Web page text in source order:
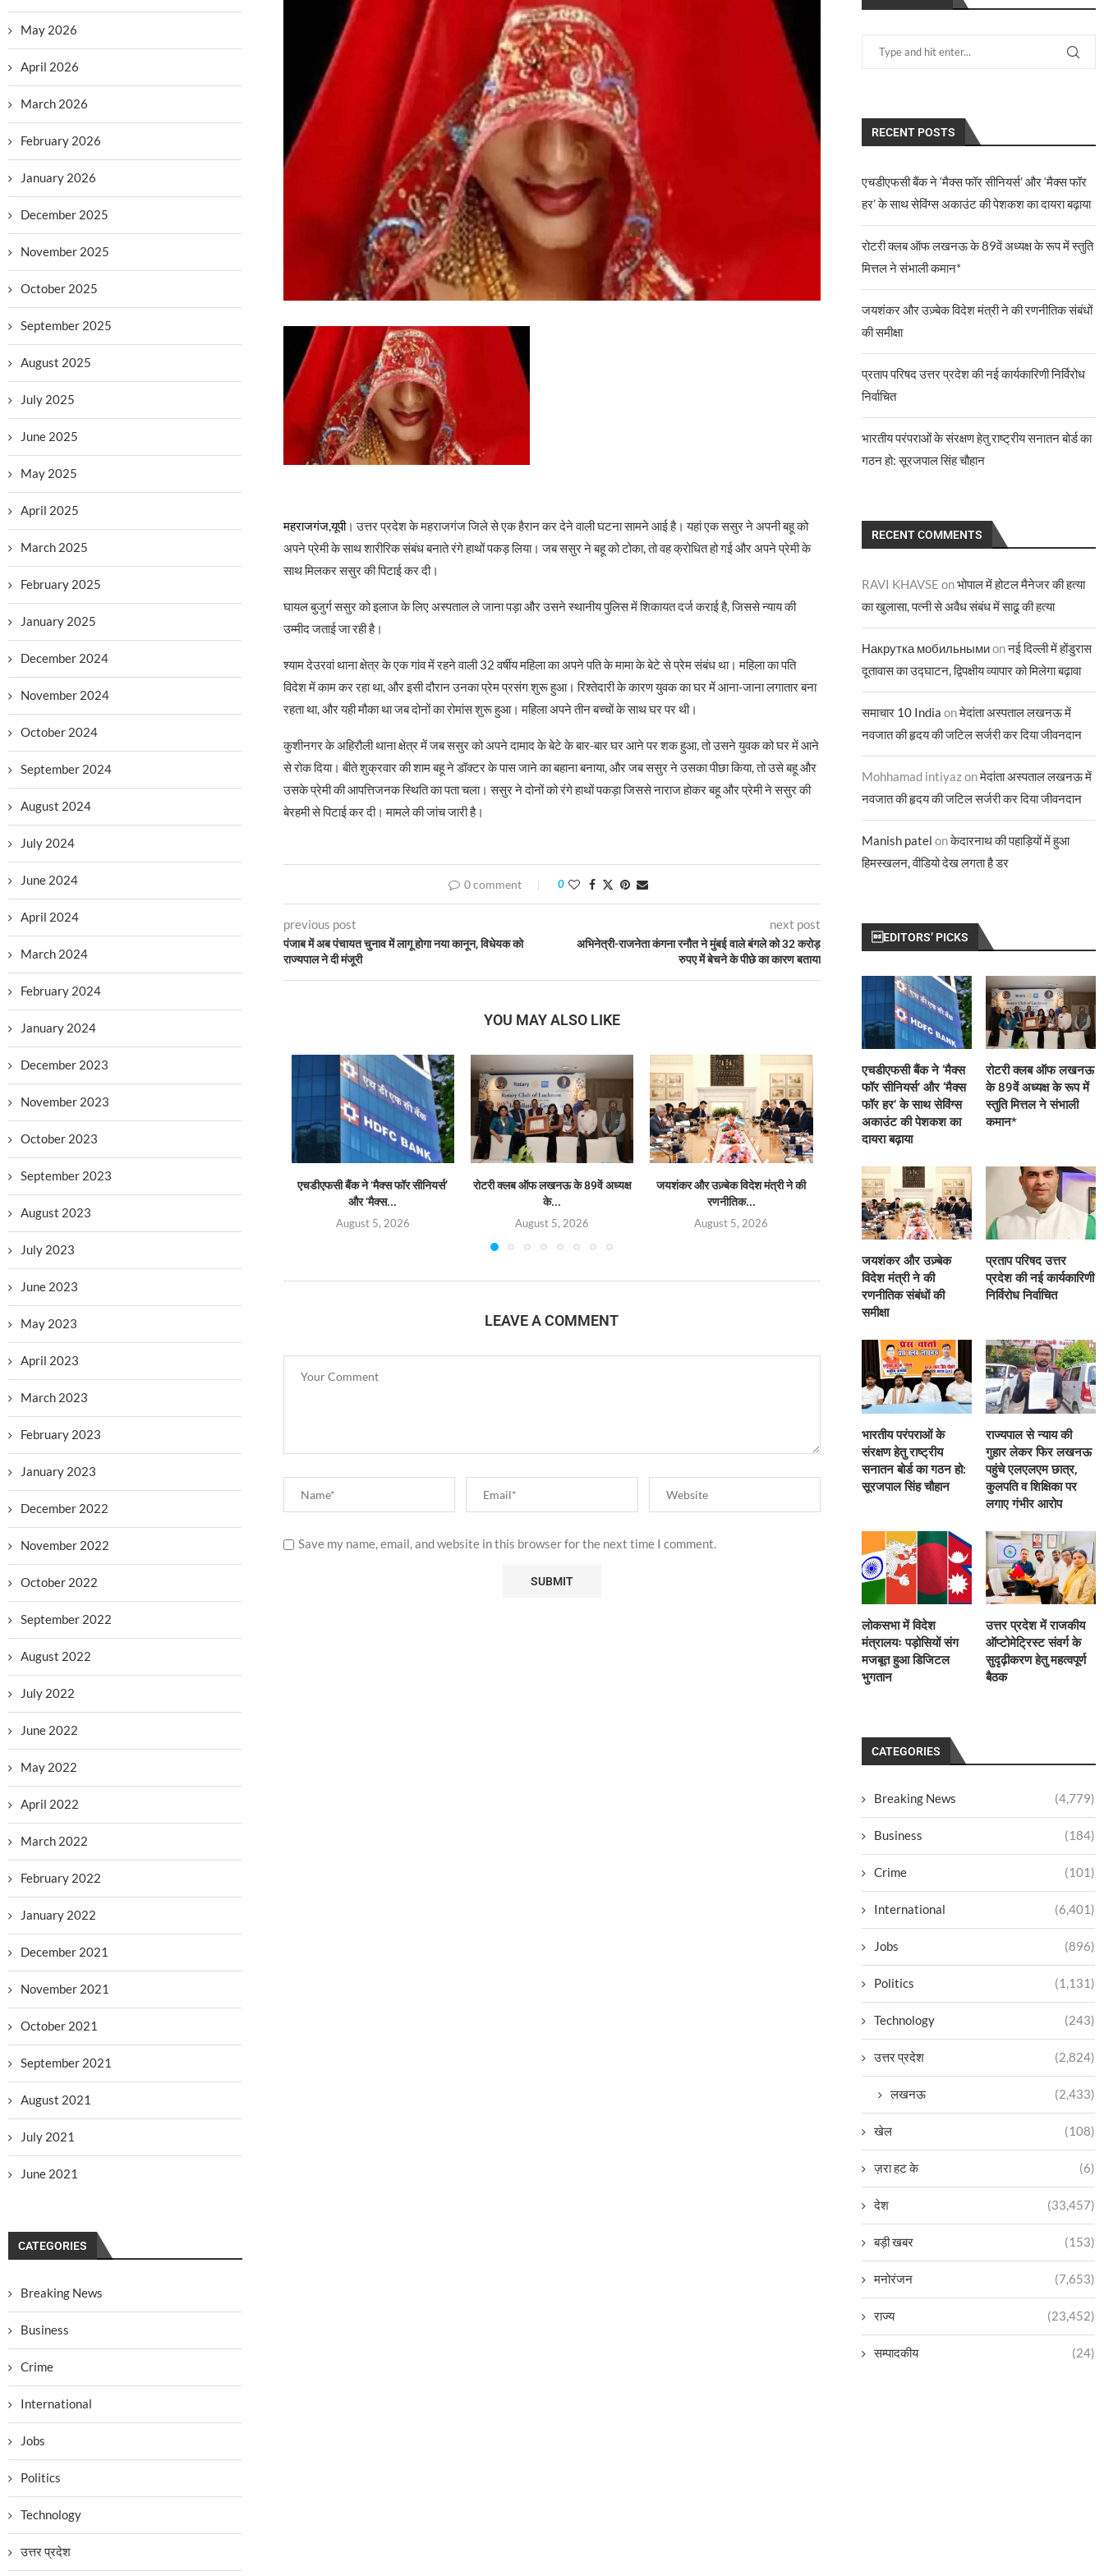
महराजगंज,यूपी। उत्तर प्रदेश के महराजगंज जिले से एक हैरान कर देने वाली घटना सामने आई है। यहां एक ससुर ने अपनी बहू को
अपने प्रेमी के साथ शारीरिक संबंध बनाते रंगे हाथों पकड़ लिया। जब ससुर ने बहू को टोका, तो वह क्रोधित हो गई और अपने प्रेमी के
साथ मिलकर ससुर की पिटाई कर दी।
घायल बुजुर्ग ससुर को इलाज के लिए अस्पताल ले जाना पड़ा और उसने स्थानीय पुलिस में शिकायत दर्ज कराई है, जिससे न्याय की
उम्मीद जताई जा रही है।
श्याम देउरवां थाना क्षेत्र के एक गांव में रहने वाली 32 वर्षीय महिला का अपने पति के मामा के बेटे से प्रेम संबंध था। महिला का पति
विदेश में काम कर रहा था, और इसी दौरान उनका प्रेम प्रसंग शुरू हुआ। रिश्तेदारी के कारण युवक का घर में आना-जाना लगातार बना
रहता था, और यही मौका था जब दोनों का रोमांस शुरू हुआ। महिला अपने तीन बच्चों के साथ घर पर थी।
कुशीनगर के अहिरौली थाना क्षेत्र में जब ससुर को अपने दामाद के बेटे के बार-बार घर आने पर शक हुआ, तो उसने युवक को घर में आने
से रोक दिया। बीते शुक्रवार की शाम बहू ने डॉक्टर के पास जाने का बहाना बनाया, और जब ससुर ने उसका पीछा किया, तो उसे बहू और
उसके प्रेमी की आपत्तिजनक स्थिति का पता चला। ससुर ने दोनों को रंगे हाथों पकड़ा जिससे नाराज होकर बहू और प्रेमी ने ससुर की
बेरहमी से पिटाई कर दी। मामले की जांच जारी है।
0 comment 0
previous post
पंजाब में अब पंचायत चुनाव में लागू होगा नया कानून, विधेयक को
राज्यपाल ने दी मंजूरी
next post
अभिनेत्री-राजनेता कंगना रनौत ने मुंबई वाले बंगले को 32 करोड़
रुपए में बेचने के पीछे का कारण बताया
YOU MAY ALSO LIKE
एचडीएफसी बैंक ने ‘मैक्स फॉर सीनियर्स’
और ‘मैक्स...
August 5, 2026
रोटरी क्लब ऑफ लखनऊ के 89वें अध्यक्ष
के...
August 5, 2026
जयशंकर और उज़्बेक विदेश मंत्री ने की
रणनीतिक...
August 5, 2026
प्रताप परिषद उत्तर प्रदेश की नई
कार्यकारिणी निर्विरोध...
August 4, 2026
भारतीय परंपराओं के
सनातन
August 4,
LEAVE A COMMENT
Save my name, email, and website in this browser for the next time I comment.
RECENT POSTS
एचडीएफसी बैंक ने ‘मैक्स फॉर सीनियर्स’ और ‘मैक्स फॉर
हर’ के साथ सेविंग्स अकाउंट की पेशकश का दायरा बढ़ाया
रोटरी क्लब ऑफ लखनऊ के 89वें अध्यक्ष के रूप में स्तुति
मित्तल ने संभाली कमान*
जयशंकर और उज़्बेक विदेश मंत्री ने की रणनीतिक संबंधों
की समीक्षा
प्रताप परिषद उत्तर प्रदेश की नई कार्यकारिणी निर्विरोध
निर्वाचित
भारतीय परंपराओं के संरक्षण हेतु राष्ट्रीय सनातन बोर्ड का
गठन हो: सूरजपाल सिंह चौहान
RECENT COMMENTS
RAVI KHAVSE onभोपाल में होटल मैनेजर की हत्या
का खुलासा, पत्नी से अवैध संबंध में साढू की हत्या
Накрутка мобильнымиonनई दिल्ली में होंडुरास
दूतावास का उद्घाटन, द्विपक्षीय व्यापार को मिलेगा बढ़ावा
समाचार 10 India onमेदांता अस्पताल लखनऊ में
नवजात की हृदय की जटिल सर्जरी कर दिया जीवनदान
Mohhamad intiyazonमेदांता अस्पताल लखनऊ में
नवजात की हृदय की जटिल सर्जरी कर दिया जीवनदान
Manish patel onकेदारनाथ की पहाड़ियों में हुआ
हिमस्खलन, वीडियो देख लगता है डर
EDITORS’ PICKS
एचडीएफसी बैंक ने ‘मैक्स
फॉर सीनियर्स’ और ‘मैक्स
फॉर हर’ के साथ सेविंग्स
अकाउंट की पेशकश का
दायरा बढ़ाया
रोटरी क्लब ऑफ लखनऊ
के 89वें अध्यक्ष के रूप में
स्तुति मित्तल ने संभाली
कमान*
जयशंकर और उज़्बेक
विदेश मंत्री ने की
रणनीतिक संबंधों की
समीक्षा
प्रताप परिषद उत्तर
प्रदेश की नई कार्यकारिणी
निर्विरोध निर्वाचित
भारतीय परंपराओं के
संरक्षण हेतु राष्ट्रीय
सनातन बोर्ड का गठन हो:
सूरजपाल सिंह चौहान
राज्यपाल से न्याय की
गुहार लेकर फिर लखनऊ
पहुंचे एलएलएम छात्र,
कुलपति व शिक्षिका पर
लगाए गंभीर आरोप
लोकसभा में विदेश
मंत्रालयः पड़ोसियों संग
मजबूत हुआ डिजिटल
भुगतान
उत्तर प्रदेश में राजकीय
ऑप्टोमेट्रिस्ट संवर्ग के
सुदृढ़ीकरण हेतु महत्वपूर्ण
बैठक
CATEGORIES
Breaking News (4,779)
Business (184)
Crime (101)
International (6,401)
Jobs (896)
Politics (1,131)
Technology (243)
उत्तर प्रदेश (2,824)
लखनऊ (2,433)
खेल (108)
ज़रा हट के (6)
देश (33,457)
बड़ी खबर (153)
मनोरंजन (7,653)
राज्य (23,452)
सम्पादकीय (24)
May 2026
April 2026
March 2026
February 2026
January 2026
December 2025
November 2025
October 2025
September 2025
August 2025
July 2025
June 2025
May 2025
April 2025
March 2025
February 2025
January 2025
December 2024
November 2024
October 2024
September 2024
August 2024
July 2024
June 2024
April 2024
March 2024
February 2024
January 2024
December 2023
November 2023
October 2023
September 2023
August 2023
July 2023
June 2023
May 2023
April 2023
March 2023
February 2023
January 2023
December 2022
November 2022
October 2022
September 2022
August 2022
July 2022
June 2022
May 2022
April 2022
March 2022
February 2022
January 2022
December 2021
November 2021
October 2021
September 2021
August 2021
July 2021
June 2021
CATEGORIES
Breaking News
Business
Crime
International
Jobs
Politics
Technology
उत्तर प्रदेश